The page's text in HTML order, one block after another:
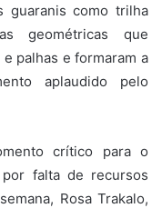
guaranis como trilha
geométricas que
palhas e formaram a
aplaudido pelo
crítico para o
falta de recursos
Rosa Trakalo,